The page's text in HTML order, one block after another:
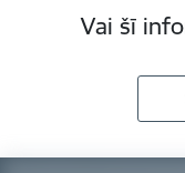
Vai šī